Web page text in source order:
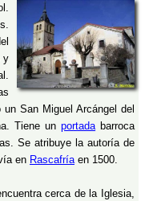
y
San Miguel Arcángel del
Tiene unportadabarroca
Se atribuye la autoría de
en Rascafríaen 1500.
cerca de la Iglesia,